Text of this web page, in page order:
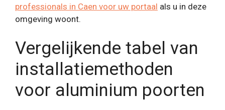
professionals in Caen voor uw portaal als u in deze
omgeving woont.
Vergelijkende tabel van
installatiemethoden
voor aluminium poorten